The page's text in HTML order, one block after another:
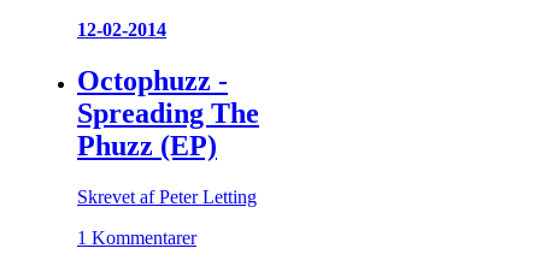
12-02-2014
Octophuzz -
Spreading The
Phuzz (EP)
Skrevet af Peter Letting
1 Kommentarer